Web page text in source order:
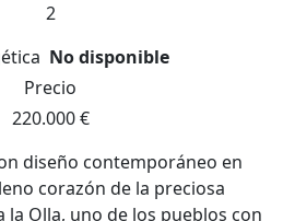
2
No disponible
Precio
220.000 €
diseño contemporáneo en
corazón de la preciosa
la Olla, uno de los pueblos con